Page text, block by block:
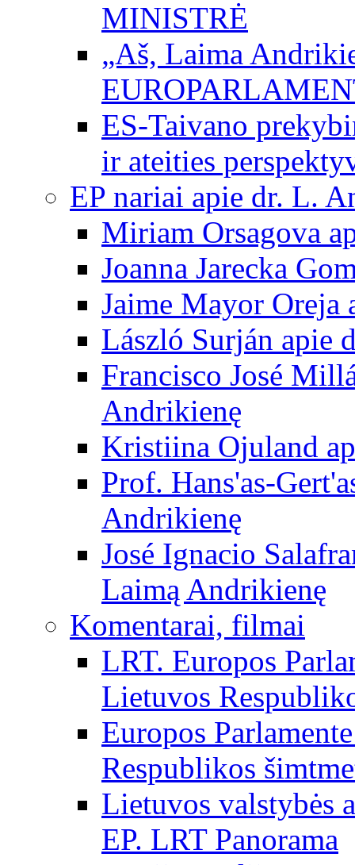
MINISTRĖ
„Aš, Laima
ES-Taivano
ir ateities
EP nariai apie dr. L.
Miriam Orsagova
Joanna Jarecka
Jaime Mayor Oreja
László Surján apie
Francisco José
Andrikienę
Kristiina Ojuland
Prof. Hans'as-
Andrikienę
José Ignacio
Laimą Andrikienę
Komentarai, filmai
LRT. Europos
Lietuvos
Europos
Respublikos
Lietuvos valstybės
EP. LRT Panorama